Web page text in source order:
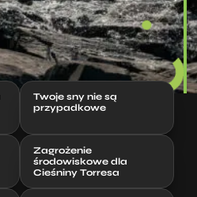
Twoje sny nie są
przypadkowe
Zagrożenie
środowiskowe dla
Cieśniny Torresa